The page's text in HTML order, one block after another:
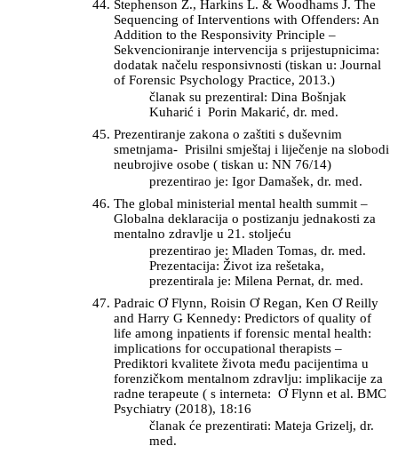
Stephenson Z., Harkins L. & Woodhams J. The
Sequencing of Interventions with Offenders: An
Addition to the Responsivity Principle –
Sekvencioniranje intervencija s prijestupnicima:
dodatak načelu responsivnosti (tiskan u: Journal
of Forensic Psychology Practice, 2013.)
članak su prezentiral: Dina Bošnjak
Kuharić i Porin Makarić, dr. med.
Prezentiranje zakona o zaštiti s duševnim
smetnjama- Prisilni smještaj i liječenje na slobodi
neubrojive osobe ( tiskan u: NN 76/14)
prezentirao je: Igor Damašek, dr. med.
The global ministerial mental health summit –
Globalna deklaracija o postizanju jednakosti za
mentalno zdravlje u 21. stoljeću
prezentirao je: Mladen Tomas, dr. med.
Prezentacija: Život iza rešetaka,
prezentirala je: Milena Pernat, dr. med.
Padraic Ơ Flynn, Roisin Ơ Regan, Ken Ơ Reilly
and Harry G Kennedy: Predictors of quality of
life among inpatients if forensic mental health:
implications for occupational therapists –
Prediktori kvalitete života među pacijentima u
forenzičkom mentalnom zdravlju: implikacije za
radne terapeute ( s interneta: Ơ Flynn et al. BMC
Psychiatry (2018), 18:16
članak će prezentirati: Mateja Grizelj, dr.
med.